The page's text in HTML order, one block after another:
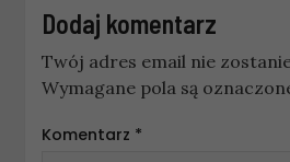
Dodaj komentarz
Twój adres email nie
Wymagane pola są
Komentarz *